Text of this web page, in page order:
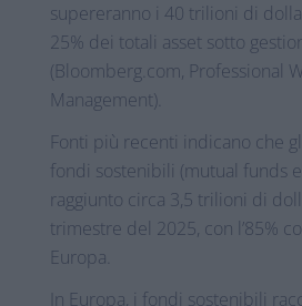
supereranno i 40 trilioni di
25% dei totali asset sotto
(Bloomberg.com, Professional
Management).
Fonti più recenti indicano che
fondi sostenibili (mutual funds
raggiunto circa 3,5 trilioni di
trimestre del 2025, con l’85%
Europa.
In Europa, i fondi sostenibili